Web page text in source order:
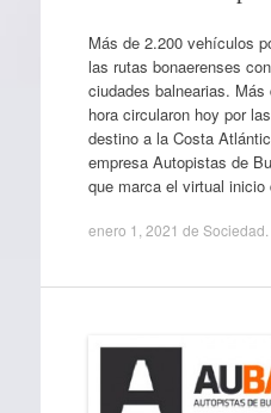
Más de 2.200 vehículos
las rutas bonaerenses
ciudades balnearias.
hora circularon hoy por
destino a la Costa
empresa Autopistas de
que marca el virtual
enero 1, 2021 de Sociedad